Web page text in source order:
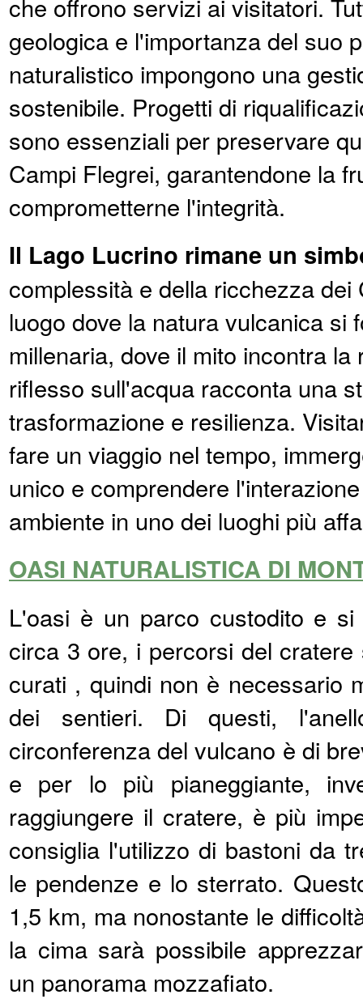
che offrono servizi ai visitatori.
geologica e l'importanza del suo
naturalistico impongono una
sostenibile. Progetti di
sono essenziali per preservare
Campi Flegrei, garantendone la
comprometterne l'integrità.
Il Lago Lucrino rimane un
complessità e della ricchezza dei
luogo dove la natura vulcanica si
millenaria, dove il mito incontra la
riflesso sull'acqua racconta una
trasformazione e resilienza.
fare un viaggio nel tempo,
unico e comprendere
ambiente in uno dei luoghi più
OASI NATURALISTICA DI
L'oasi è un parco custodito e
circa 3 ore, i percorsi del
curati , quindi non è necessario
dei sentieri. Di questi,
circonferenza del vulcano è di
e per lo più pianeggiante,
raggiungere il cratere, è più
consiglia l'utilizzo di bastoni da
le pendenze e lo sterrato.
1,5 km, ma nonostante le
la cima sarà possibile
un panorama mozzafiato.